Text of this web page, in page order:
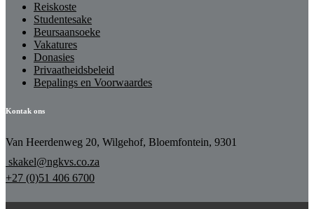
Reiskoste
Studentesake
Beursaansoeke
Vakatures
Donasies
Privaatheidsbeleid
Bepalings en Voorwaardes
Kontak ons
Van Heerdenweg 20, Wilgehof, Bloemfontein, 9301
skakel@ngkvs.co.za
+27 (0)51 406 6700